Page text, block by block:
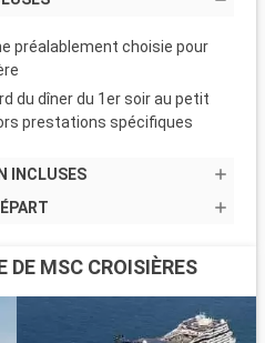
préalablement choisie pour
du dîner du 1er soir au petit
prestations spécifiques
INCLUSES
DE MSC CROISIÈRES